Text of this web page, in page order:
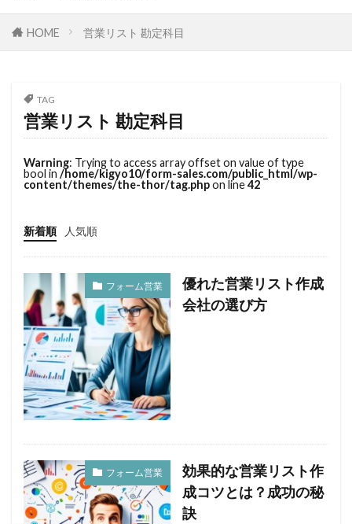
HOME 営業リスト 勘定科目
TAG
営業リスト 勘定科目
Warning: Trying to access array offset on value of type
bool in /home/kigyo10/form-sales.com/public_html/wp-
content/themes/the-thor/tag.phpon line42
新着順 人気順
フォーム営業
優れた営業リスト作成
会社の選び方
フォーム営業
効果的な営業リスト作
成コツとは？成功の秘
訣